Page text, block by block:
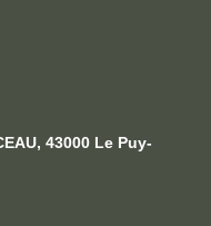
43000 Le Puy-